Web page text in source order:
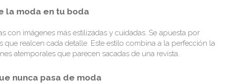
la moda en tu boda
con imágenes más estilizadas y cuidadas. Se apuesta por
realcen cada detalle. Este estilo combina a la perfección la
atemporales que parecen sacadas de una revista.
nunca pasa de moda